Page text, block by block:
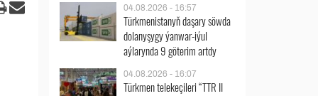
04.08.2026 - 16:57
Türkmenistanyň daşary söwda
dolanyşygy ýanwar-iýul
aýlarynda 9 göterim artdy
04.08.2026 - 16:07
Türkmen telekeçileri “TTR II